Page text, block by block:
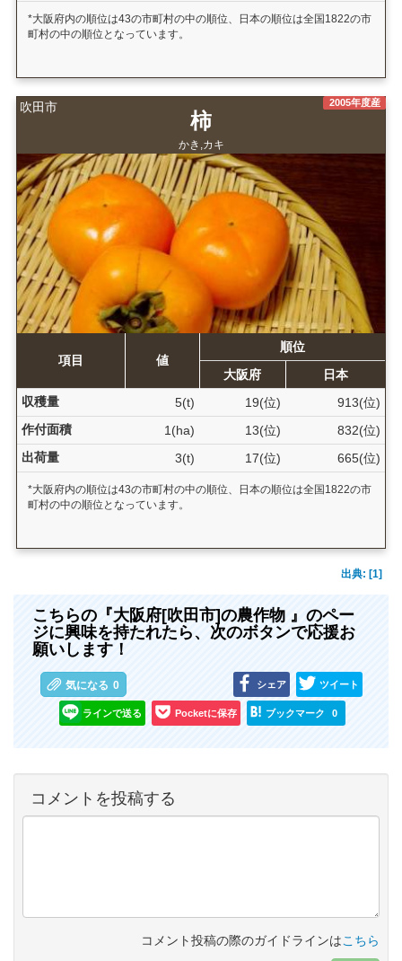
*大阪府内の順位は43の市町村の中の順位、日本の順位は全国1822の市
町村の中の順位となっています。
吹田市 2005年度産
柿
かき,カキ
項目 値
順位
大阪府
日本
収穫量
5(t) 19(位)
913(位)
作付面積
1(ha) 13(位)
832(位)
出荷量
3(t) 17(位) 665(位)
*大阪府内の順位は43の市町村の中の順位、日本の順位は全国1822の市
町村の中の順位となっています。
出典: [1]
こちらの『大阪府[吹田市]の農作物 』のペー
ジに興味を持たれたら、次のボタンで応援お
願いします！
気になる 0 シェア ツイート
ラインで送る Pocketに保存 ブックマーク 0
コメントを投稿する
コメント投稿の際のガイドラインはこちら